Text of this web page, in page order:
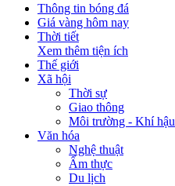
Thông tin bóng đá
Giá vàng hôm nay
Thời tiết
Xem thêm tiện ích
Thế giới
Xã hội
Thời sự
Giao thông
Môi trường - Khí hậu
Văn hóa
Nghệ thuật
Ẩm thực
Du lịch